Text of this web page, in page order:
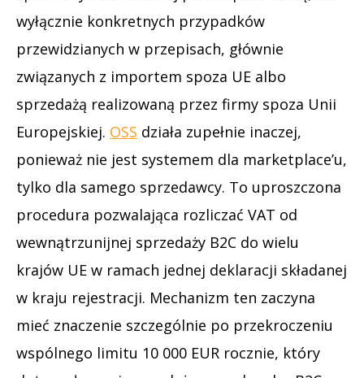
wyłącznie konkretnych przypadków
przewidzianych w przepisach, głównie
związanych z importem spoza UE albo
sprzedażą realizowaną przez firmy spoza Unii
Europejskiej. OSS działa zupełnie inaczej,
ponieważ nie jest systemem dla marketplace’u,
tylko dla samego sprzedawcy. To uproszczona
procedura pozwalająca rozliczać VAT od
wewnątrzunijnej sprzedaży B2C do wielu
krajów UE w ramach jednej deklaracji składanej
w kraju rejestracji. Mechanizm ten zaczyna
mieć znaczenie szczególnie po przekroczeniu
wspólnego limitu 10 000 EUR rocznie, który